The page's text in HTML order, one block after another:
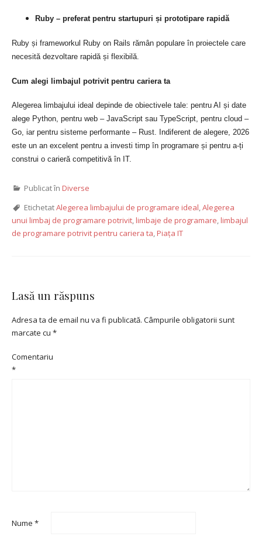
Ruby – preferat pentru startupuri și prototipare rapidă
Ruby și frameworkul Ruby on Rails rămân populare în proiectele care
necesită dezvoltare rapidă și flexibilă.
Cum alegi limbajul potrivit pentru cariera ta
Alegerea limbajului ideal depinde de obiectivele tale: pentru AI și date
alege Python, pentru web – JavaScript sau TypeScript, pentru cloud –
Go, iar pentru sisteme performante – Rust. Indiferent de alegere, 2026
este un an excelent pentru a investi timp în programare și pentru a-ți
construi o carieră competitivă în IT.
Publicat în Diverse
EtichetatAlegerea limbajului de programare ideal,Alegerea
unui limbaj de programare potrivit,limbaje de programare,limbajul
de programare potrivit pentru cariera ta,Piața IT
Lasă un răspuns
Adresa ta de email nu va fi publicată. Câmpurile obligatorii sunt
marcate cu *
Comentariu
*
Nume *